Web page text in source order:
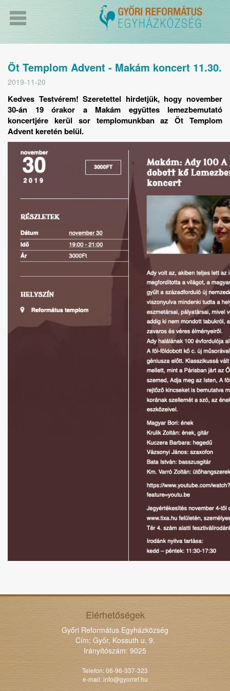
Öt Templom Advent - Makám koncert 11.30.
2019-11-20
Kedves Testvérem! Szeretettel hirdetjük, hogy november
30-án 19 órakor a Makám együttes lemezbemutató
koncertjére kerül sor templomunkban az Öt Templom
Advent keretén belül.
Elérhetőségek
Győri Református Egyházközség
Cím: Győr, Kossuth u. 9.
Irányítószám: 9025
Telefon: 06-96-337-323
e-mail:info@gyorref.hu